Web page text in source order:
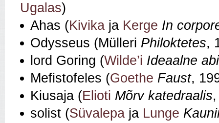
Ugalas)
Ahas (Kivika ja Kerge In
Odysseus (Mülleri Philoktetes,
lord Goring (Wilde’i Ideaalne
Mefistofeles (Goethe Faust,
Kiusaja (Elioti Mõrv katedraalis
solist (Süvalepa ja Lunge